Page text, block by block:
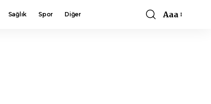
Sağlık Spor Diğer
Font
Aaa